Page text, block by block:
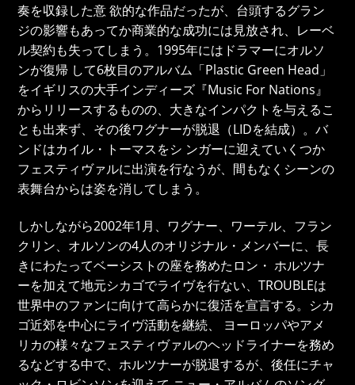
奏を収録した意 欲的な作品だったが、台頭するグラン
ジの影響もあってか商業的な成功には見放され、レーベ
ル契約も失ってしまう。1995年にはドラマーにオルソ
ンが復帰 して6枚目のアルバム「Plastic Green Head」
をイギリスの大手インディーズ『Music For Nations』
からリリースするものの、大きなインパクトを与えるこ
とも出来ず、その後ワグナーが脱退（LIDを結成）。バ
ンドはカイル・トーマスをシ ンガーに迎えていくつか
フェスティヴァルに出演を行なうが、間もなくシーンの
表舞台からは姿を消してしまう。
しかしながら2002年1月、ワグナー、ワーテル、フラン
クリン、オルソンの4人のオリジナル・メンバーに、長
きにわたってベーシストの座を務めたロン・ ホルツナ
ーを加えて地元シカゴでライヴを行ない、TROUBLEは
世界中のファンに向けて高らかに復活を宣言する。シカ
ゴ近郊を中心にライヴ活動を継続、 ヨーロッパやアメ
リカの様々なフェスティヴァルのヘッドライナーを務め
るなどする中で、ホルツナーが脱退するが、後任にチャ